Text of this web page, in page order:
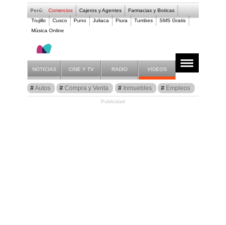
Perú: Comercios Cajeros y Agentes
Farmacias y Boticas
Trujillo
Cusco Puno Juliaca Piura Tumbes
SMS Gratis
Música Online
EmpleosAnuncios
Listado
NOTICIAS CINE Y TV RADIO VIDEOS
Autos Compra y Venta Inmuebles Empleos
Publicidad